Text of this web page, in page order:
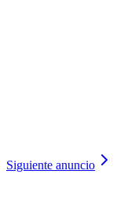
Siguiente anuncio